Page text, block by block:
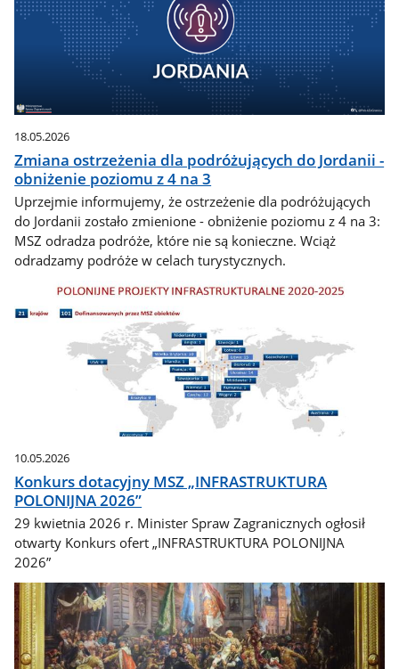
18.05.2026
Zmiana ostrzeżenia dla podróżujących do Jordanii -
obniżenie poziomu z 4 na 3
Uprzejmie informujemy, że ostrzeżenie dla podróżujących
do Jordanii zostało zmienione - obniżenie poziomu z 4 na 3:
MSZ odradza podróże, które nie są konieczne. Wciąż
odradzamy podróże w celach turystycznych.
10.05.2026
Konkurs dotacyjny MSZ „INFRASTRUKTURA
POLONIJNA 2026”
29 kwietnia 2026 r. Minister Spraw Zagranicznych ogłosił
otwarty Konkurs ofert „INFRASTRUKTURA POLONIJNA
2026”